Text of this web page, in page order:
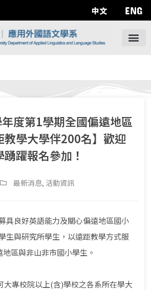
中文 ENG
年度第1學期全國偏遠地區
教學大學伴200名】歡迎
躍報名參加！
最新消息, 活動資訊
具良好英語能力及關心偏遠地區國小
生與研究所學生，以遠距教學方式服
區與非山非市國小學生。
大專校院以上(含)學校之各系所在學大